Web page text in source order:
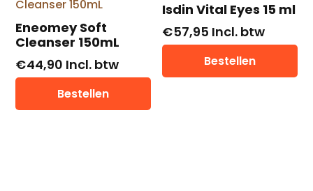
Eneomey Soft
Cleanser 150mL
€44,90 Incl. btw
Bestellen
Isdin Vital Eyes 15 ml
€57,95 Incl. btw
Bestellen